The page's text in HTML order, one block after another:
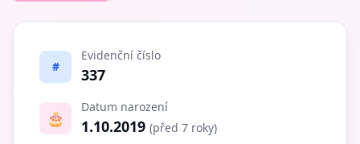
#
Evidenční číslo
337
🎂
Datum narození
1.10.2019 (před 7 roky)